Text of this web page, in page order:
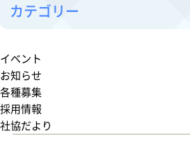
カテゴリー
イベント
お知らせ
各種募集
採用情報
社協だより